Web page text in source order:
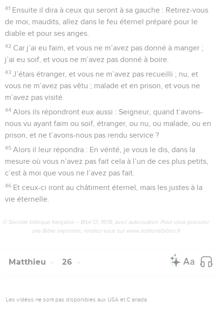
41 Ensuite il dira à ceux qui seront à sa gauche : Retirez-vous
de moi, maudits, allez dans le feu éternel préparé pour le
diable et pour ses anges.
42 Car j’ai eu faim, et vous ne m’avez pas donné à manger ;
j’ai eu soif, et vous ne m’avez pas donné à boire.
43 J’étais étranger, et vous ne m’avez pas recueilli ; nu, et
vous ne m’avez pas vêtu ; malade et en prison, et vous ne
m’avez pas visité.
44 Alors ils répondront eux aussi : Seigneur, quand t’avons-
nous vu ayant faim ou soif, étranger, ou nu, ou malade, ou en
prison, et ne t’avons-nous pas rendu service ?
45 Alors il leur répondra : En vérité, je vous le dis, dans la
mesure où vous n’avez pas fait cela à l’un de ces plus petits,
c’est à moi que vous ne l’avez pas fait.
46 Et ceux-ci iront au châtiment éternel, mais les justes à la
vie éternelle.
© Société biblique française – Bibli’O, 1978, avec autorisation. Pour vous procurer
une Bible imprimée, rendez-vous sur www.editionsbiblio.fr
Matthieu 26
Les vidéos ne sont pas disponibles aux USA et C anada.